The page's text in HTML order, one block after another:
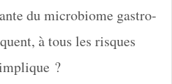
du microbiome gastro-
à tous les risques
?